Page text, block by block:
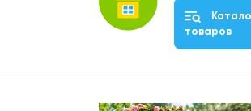
товаров